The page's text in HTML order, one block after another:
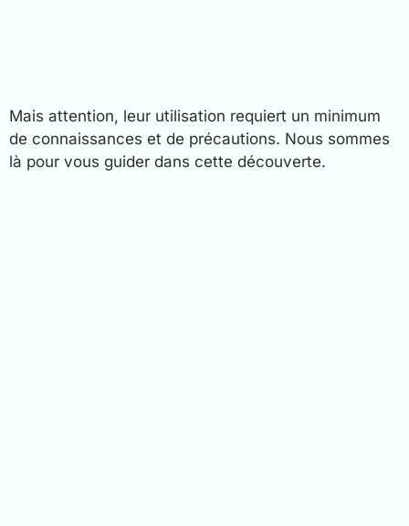
Mais attention, leur utilisation requiert un minimum
de connaissances et de précautions. Nous sommes
là pour vous guider dans cette découverte.